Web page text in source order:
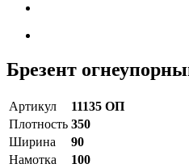
Брезент
Артикул
11135 ОП
Плотность 350
Ширина
90
Намотка
100